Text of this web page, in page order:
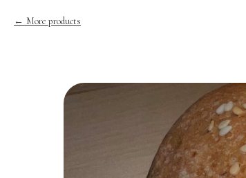
More products